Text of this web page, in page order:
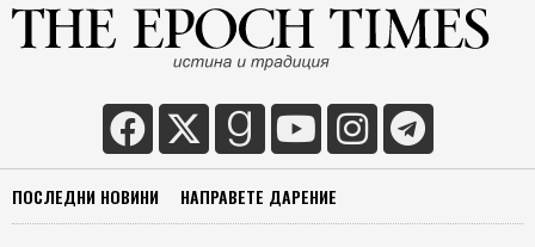
ПОСЛЕДНИ НОВИНИ НАПРАВЕТЕ ДАРЕНИЕ